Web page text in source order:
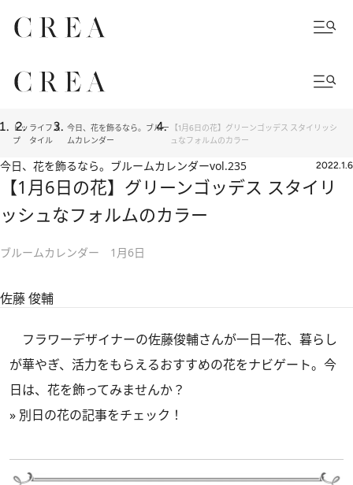
トッ
プ
ライフス
タイル
今日、花を飾るなら。ブルー
ムカレンダー
【1月6日の花】グリーンゴッデス スタイリッシ
ュなフォルムのカラー
今日、花を飾るなら。ブルームカレンダーvol.235 2022.1.6
【1月6日の花】グリーンゴッデス スタイリ
ッシュなフォルムのカラー
ブルームカレンダー 1月6日
佐藤 俊輔
フラワーデザイナーの佐藤俊輔さんが一日一花、暮らし
が華やぎ、活力をもらえるおすすめの花をナビゲート。今
日は、花を飾ってみませんか？
» 別日の花の記事をチェック！